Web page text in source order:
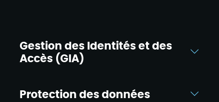
Gestion des Identités et des
Accès (GIA)
Protection des données